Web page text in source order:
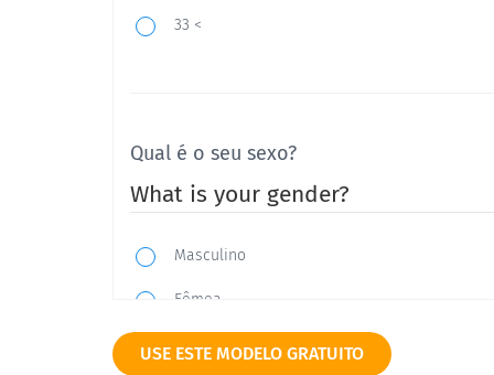
33 <
Qual é o seu sexo?
What is your gender?
Masculino
Fêmea
Outro (por favor, especifique)
USE ESTE MODELO GRATUITO